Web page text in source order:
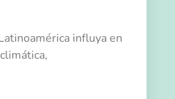
influya en
y adaptación como